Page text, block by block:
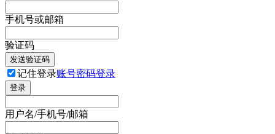
手机号或邮箱
验证码
发送验证码
记住登录账号密码登录
登录
用户名/手机号/邮箱